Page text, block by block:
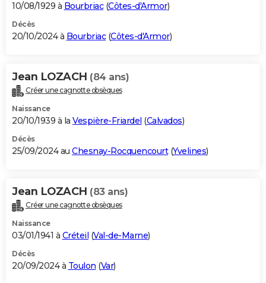
10/08/1929 à Bourbriac(Côtes-d'Armor)
Décès
20/10/2024 à Bourbriac(Côtes-d'Armor)
Jean LOZACH (84 ans)
Créer une cagnotte obsèques
Naissance
20/10/1939 à la Vespière-Friardel (Calvados)
Décès
25/09/2024 au Chesnay-Rocquencourt(Yvelines)
Jean LOZACH (83 ans)
Créer une cagnotte obsèques
Naissance
03/01/1941 à Créteil (Val-de-Marne)
Décès
20/09/2024 à Toulon (Var)